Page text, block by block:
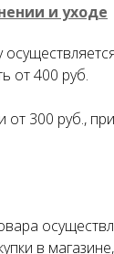
и уходе
от 400 руб.
300 руб.,
в
25%
банка,
раз в